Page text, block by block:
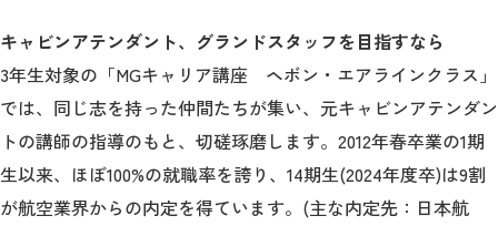
キャビンアテンダント、グランドスタッフを目指すなら
3年生対象の「MGキャリア講座 ヘボン・エアラインクラス」
では、同じ志を持った仲間たちが集い、元キャビンアテンダン
トの講師の指導のもと、切磋琢磨します。2012年春卒業の1期
生以来、ほぼ100%の就職率を誇り、14期生(2024年度卒)は9割
が航空業界からの内定を得ています。(主な内定先：日本航